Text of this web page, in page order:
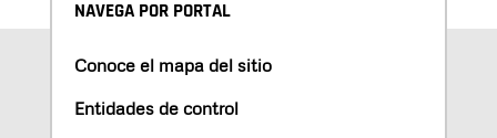
NAVEGA POR PORTAL
Conoce el mapa del sitio
Entidades de control